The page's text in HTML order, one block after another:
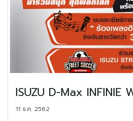
ISUZU D-Max INFINIE
11 ธ.ค. 2562